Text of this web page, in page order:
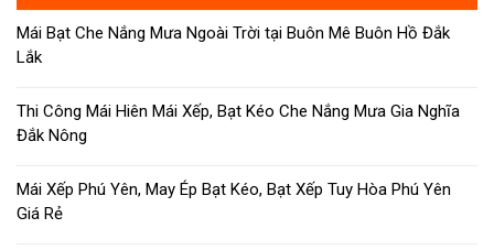
Mái Bạt Che Nắng Mưa Ngoài Trời tại Buôn Mê Buôn Hồ Đắk
Lắk
Thi Công Mái Hiên Mái Xếp, Bạt Kéo Che Nắng Mưa Gia Nghĩa
Đắk Nông
Mái Xếp Phú Yên, May Ép Bạt Kéo, Bạt Xếp Tuy Hòa Phú Yên
Giá Rẻ